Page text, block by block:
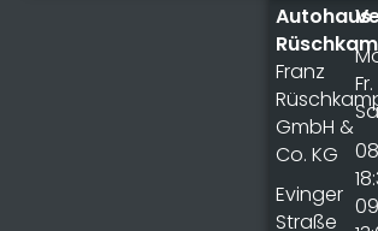
Autohaus
Franz
GmbH &
Co. KG
Evinger
Straße
Fr.